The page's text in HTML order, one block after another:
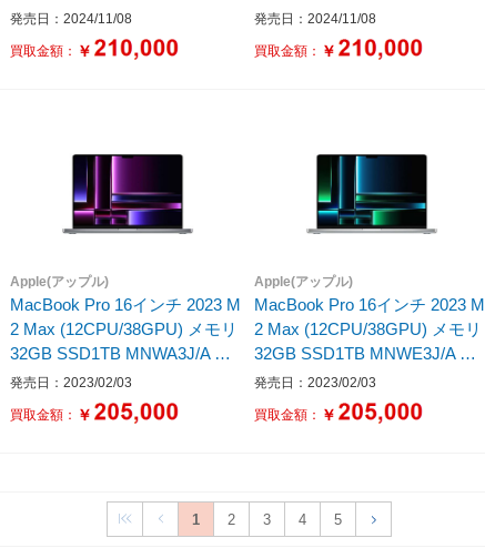
Mac OS /Apple M4 /メモリ：24
GB /SSD：512GB /無し /日本
語版キーボード /2024年10月モ
発売日：2024/11/08
買取金額： ￥
A ［16.0型 /Mac OS /Apple M4
/メモリ：24GB /SSD：512GB /
無し /日本語版キーボード /202
発売日：2024/11/08
買取金額： ￥
Apple(アップル)
MacBook Pro 16インチ 2023 M
2 Max (12CPU/38GPU) メモリ
32GB SSD1TB MNWA3J/A ス
ペースグレイ
発売日：2023/02/03
買取金額： ￥
Apple(アップル)
MacBook Pro 16インチ 2023 M
2 Max (12CPU/38GPU) メモリ
32GB SSD1TB MNWE3J/A シ
ルバー
発売日：2023/02/03
買取金額： ￥
1 2 3 4 5